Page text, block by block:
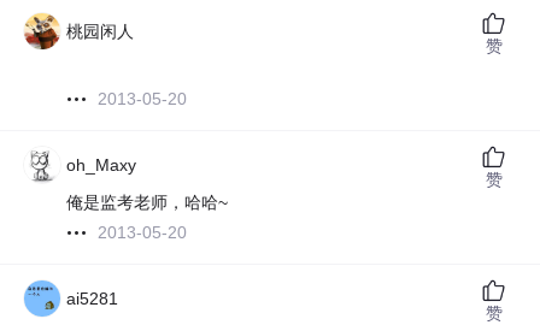
桃园闲人
2013-05-20
赞
oh_Maxy
俺是监考老师，哈哈~
2013-05-20
赞
ai5281
赞